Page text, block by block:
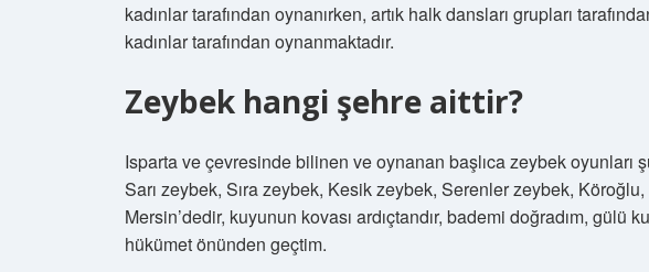
kadınlar tarafından oynanırken, artık halk dansları grupları
kadınlar tarafından oynanmaktadır.
Zeybek hangi şehre aittir?
Isparta ve çevresinde bilinen ve oynanan başlıca zeybek oyunları
Sarı zeybek, Sıra zeybek, Kesik zeybek, Serenler zeybek,
Mersin’dedir, kuyunun kovası ardıçtandır, bademi doğradım, gülü
hükümet önünden geçtim.